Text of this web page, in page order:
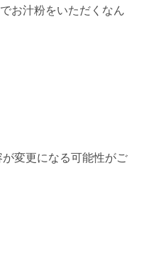
お汁粉をいただくなん
変更になる可能性がご